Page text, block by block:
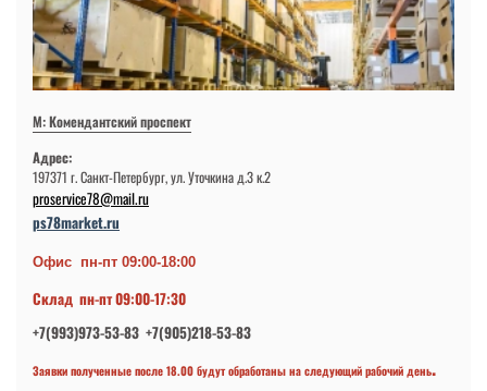
М: Комендантский проспект
Адрес:
197371 г. Санкт-Петербург, ул. Уточкина д.3 к.2
proservice78@mail.ru
ps78market.ru
Офис пн-пт 09:00-18:00
Склад пн-пт 09:00-17:30
+7(993)973-53-83 +7(905)218-53-83
Заявки полученные после 18.00 будут обработаны на следующий рабочий день.